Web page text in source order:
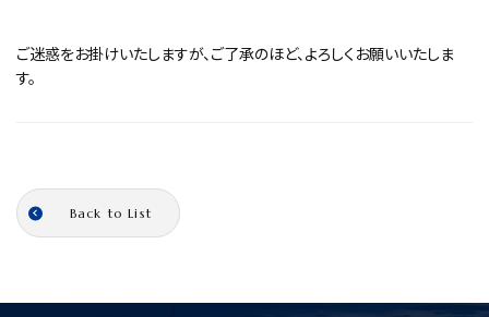
ご迷惑をお掛けいたしますが、ご了承のほど、よろしくお願いいたしま
す。
Back to List